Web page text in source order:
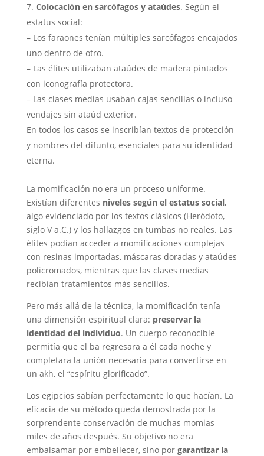
Colocación en sarcófagos y ataúdes. Según el
estatus social:
– Los faraones tenían múltiples sarcófagos encajados
uno dentro de otro.
– Las élites utilizaban ataúdes de madera pintados
con iconografía protectora.
– Las clases medias usaban cajas sencillas o incluso
vendajes sin ataúd exterior.
En todos los casos se inscribían textos de protección
y nombres del difunto, esenciales para su identidad
eterna.
La momificación no era un proceso uniforme.
Existían diferentes niveles según el estatus social,
algo evidenciado por los textos clásicos (Heródoto,
siglo V a.C.) y los hallazgos en tumbas no reales. Las
élites podían acceder a momificaciones complejas
con resinas importadas, máscaras doradas y ataúdes
policromados, mientras que las clases medias
recibían tratamientos más sencillos.
Pero más allá de la técnica, la momificación tenía
una dimensión espiritual clara: preservar la
identidad del individuo. Un cuerpo reconocible
permitía que el ba regresara a él cada noche y
completara la unión necesaria para convertirse en
un akh, el “espíritu glorificado”.
Los egipcios sabían perfectamente lo que hacían. La
eficacia de su método queda demostrada por la
sorprendente conservación de muchas momias
miles de años después. Su objetivo no era
embalsamar por embellecer, sino porgarantizar la